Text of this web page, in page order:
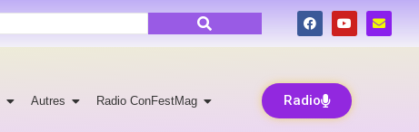
Autres Radio ConFestMag Radio